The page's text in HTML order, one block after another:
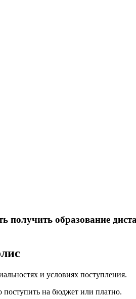
получить образование
и условиях поступления.
поступить на бюджет или платно.